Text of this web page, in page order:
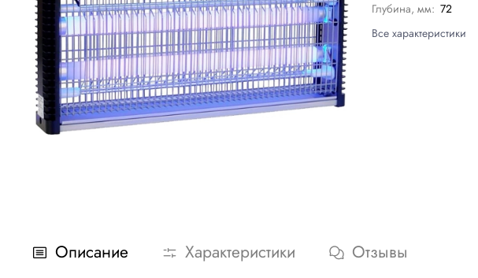
Глубина, мм: 72
Все характеристики
Описание Характеристики Отзывы